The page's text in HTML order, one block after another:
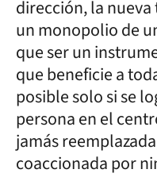
dirección, la
un monopolio de
que ser un
que beneficie a
posible solo si se
persona en el
jamás
coaccionada por